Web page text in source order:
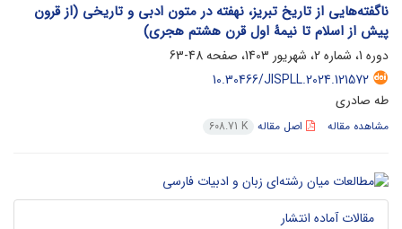
ناگفته‌هایی از تاریخ تبریز، نهفته در متون ادبی و تاریخی (از قرون
پیش از اسلام تا نیمۀ اول قرن هشتم هجری)
دوره 1، شماره 2، شهریور 1403، صفحه
48-63
10.30466/JISPLL.2024.121572
طه صادری
مشاهده مقاله اصل مقاله 608.71 K
مقالات آماده انتشار